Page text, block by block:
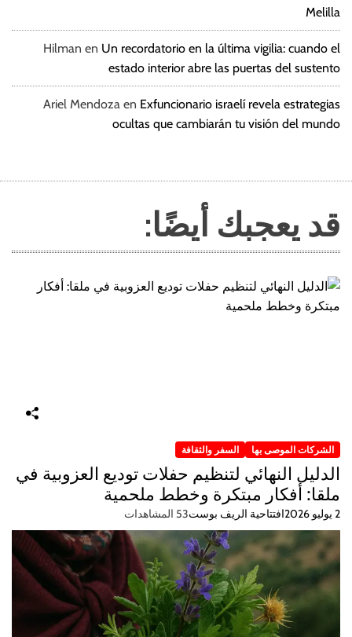
Melilla
Hilman en Un recordatorio en la última vigilia: cuando el
estado interior abre las puertas del sustento
Ariel Mendoza en Exfuncionario israelí revela estrategias
ocultas que cambiarán tu visión del mundo
قد يعجبك أيضًا:
الشركات الموصى بها السفر والثقافة
الدليل النهائي لتنظيم حفلات توديع العزوبية في
ملقا: أفكار مبتكرة وخطط ملحمية
2 يوليو 2026 افتتاحية الريف بوست53 المشاهدات